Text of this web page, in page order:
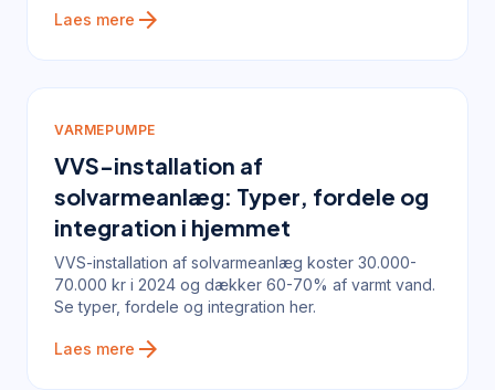
Laes mere arrow_forward
VARMEPUMPE
VVS-installation af
solvarmeanlæg: Typer, fordele og
integration i hjemmet
VVS-installation af solvarmeanlæg koster 30.000-
70.000 kr i 2024 og dækker 60-70% af varmt vand.
Se typer, fordele og integration her.
Laes mere arrow_forward